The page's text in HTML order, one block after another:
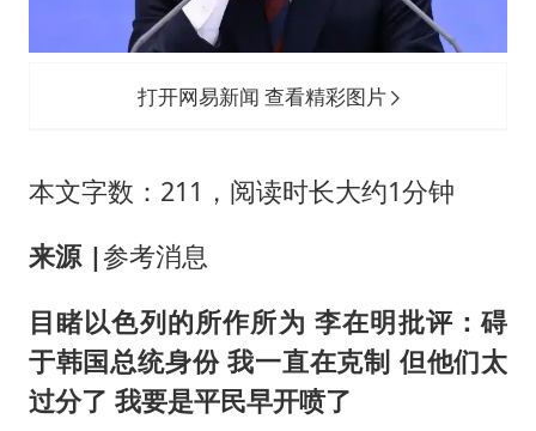
女主硬加吻戏短剧已下架
浙江台州《告全体市民书》
打开网易新闻 查看精彩图片
本文字数：211，阅读时长大约1分钟
来源 |参考消息
目睹以色列的所作所为 李在明批评：碍
于韩国总统身份 我一直在克制 但他们太
过分了 我要是平民早开喷了